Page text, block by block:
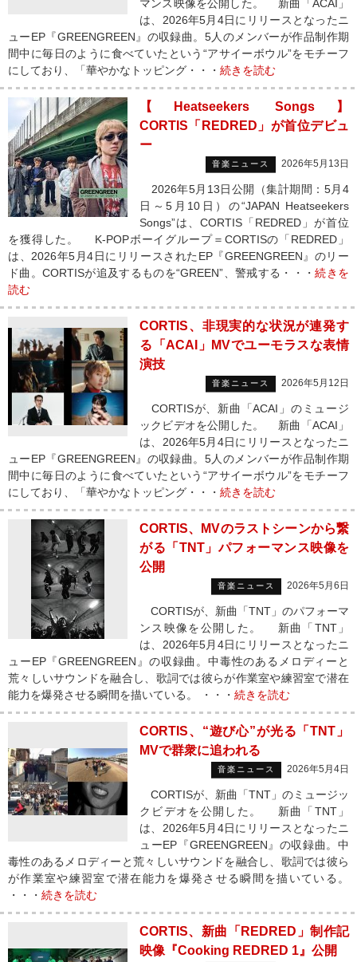
マンス映像を公開した。 新曲「ACAI」
は、2026年5月4日にリリースとなったニ
ューEP『GREENGREEN』の収録曲。5人のメンバーが作品制作期
間中に毎日のように食べていたという“アサイーボウル”をモチーフ
にしており、「華やかなトッピング・・・ 続きを読む
【Heatseekers Songs】
CORTIS「REDRED」が首位デビュ
ー
音楽ニュース 2026年5月13日
2026年5月13日公開（集計期間：5月4
日～5月10日）の“JAPAN Heatseekers
Songs”は、CORTIS「REDRED」が首位
を獲得した。 K-POPボーイグループ＝CORTISの「REDRED」
は、2026年5月4日にリリースされたEP『GREENGREEN』のリー
ド曲。CORTISが追及するものを“GREEN”、警戒する・・・続きを
読む
CORTIS、非現実的な状況が連発す
る「ACAI」MVでユーモラスな表情
演技
音楽ニュース 2026年5月12日
CORTISが、新曲「ACAI」のミュージ
ックビデオを公開した。 新曲「ACAI」
は、2026年5月4日にリリースとなったニ
ューEP『GREENGREEN』の収録曲。5人のメンバーが作品制作期
間中に毎日のように食べていたという“アサイーボウル”をモチーフ
にしており、「華やかなトッピング・・・ 続きを読む
CORTIS、MVのラストシーンから繋
がる「TNT」パフォーマンス映像を
公開
音楽ニュース 2026年5月6日
CORTISが、新曲「TNT」のパフォーマ
ンス映像を公開した。 新曲「TNT」
は、2026年5月4日にリリースとなったニ
ューEP『GREENGREEN』の収録曲。中毒性のあるメロディーと
荒々しいサウンドを融合し、歌詞では彼らが作業室や練習室で潜在
能力を爆発させる瞬間を描いている。 ・・・ 続きを読む
CORTIS、“遊び心”が光る「TNT」
MVで群衆に追われる
音楽ニュース 2026年5月4日
CORTISが、新曲「TNT」のミュージッ
クビデオを公開した。 新曲「TNT」
は、2026年5月4日にリリースとなったニ
ューEP『GREENGREEN』の収録曲。中
毒性のあるメロディーと荒々しいサウンドを融合し、歌詞では彼ら
が作業室や練習室で潜在能力を爆発させる瞬間を描いている。
・・・ 続きを読む
CORTIS、新曲「REDRED」制作記
映像『Cooking REDRED 1』公開